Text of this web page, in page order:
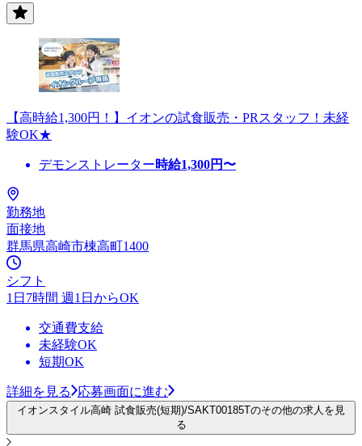
【高時給1,300円！】イオンの試食販売・PRスタッフ！未経
験OK★
デモンストレーター時給1,300円〜
勤務地
面接地
群馬県高崎市棟高町1400
シフト
1日7時間 週1日からOK
交通費支給
未経験OK
短期OK
詳細を見る 応募画面に進む
イオンスタイル高崎 試食販売(短期)/SAKT00185Tのその他の求人を見
る